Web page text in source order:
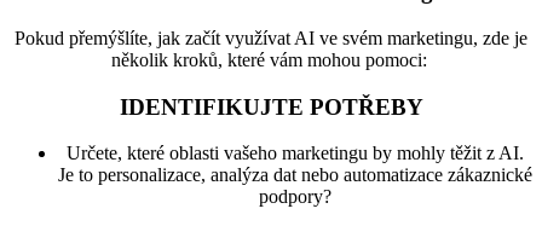
Pokud přemýšlíte, jak začít využívat AI ve svém marketingu, zde je
několik kroků, které vám mohou pomoci:
IDENTIFIKUJTE POTŘEBY
Určete, které oblasti vašeho marketingu by mohly těžit z AI.
Je to personalizace, analýza dat nebo automatizace zákaznické
podpory?